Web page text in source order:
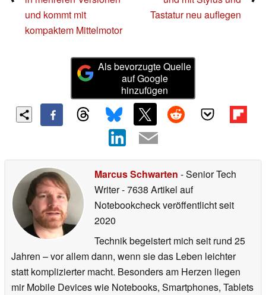
und kommt mit
kompaktem Mittelmotor
Tastatur neu auflegen
Als bevorzugte Quelle
auf Google
hinzufügen
Marcus Schwarten - Senior Tech
Writer- 7638 Artikel auf
Notebookcheck veröffentlichtseit
2020
Technik begeistert mich seit rund 25
Jahren – vor allem dann, wenn sie das Leben leichter
statt komplizierter macht. Besonders am Herzen liegen
mir Mobile Devices wie Notebooks, Smartphones, Tablets